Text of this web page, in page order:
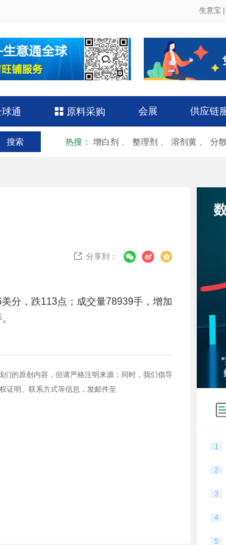
生意宝
通  原料采购 会展 供应链
热搜 ： 增白剂 整理剂 溶剂黄 分
 分享到：
分，跌113点；成交量78939手，增加
们的原创内容，但请严格注明来源；同时，我们倡导
证明、联系方式等信息，发邮件至
1
2
3
4
5